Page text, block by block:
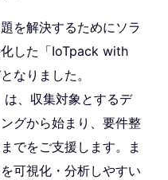
を解決するためにソラ
した「IoTpack with
なりました。
は、収集対象とするデ
グから始まり、要件整
でをご支援します。ま
可視化・分析しやすい